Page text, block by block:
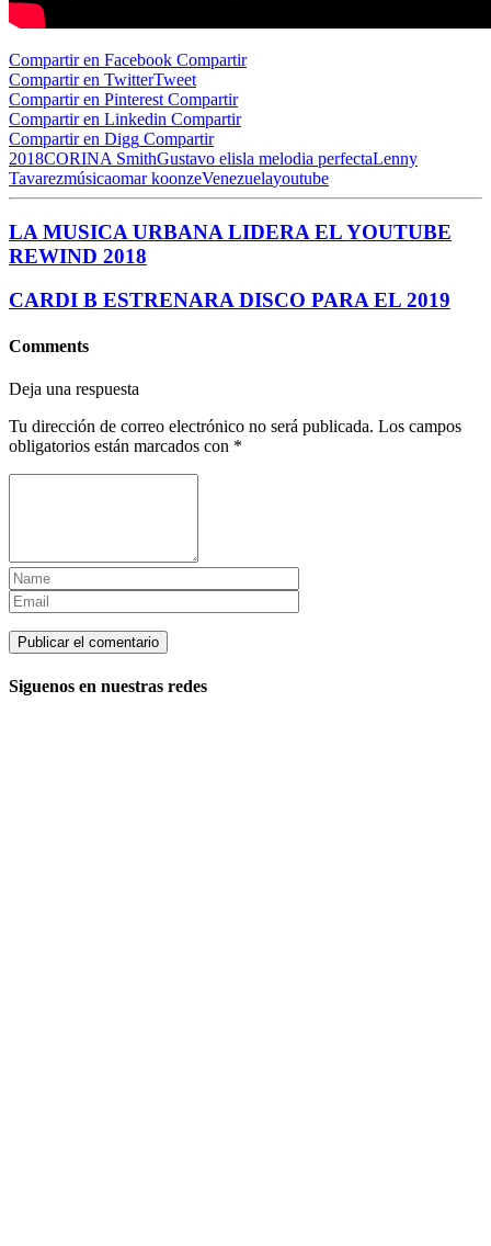
Compartir en Facebook Compartir
Compartir en TwitterTweet
Compartir en Pinterest Compartir
Compartir en Linkedin Compartir
Compartir en Digg Compartir
2018CORINA SmithGustavo elisla melodia perfectaLenny
Tavarezmúsicaomar koonzeVenezuelayoutube
LA MUSICA URBANA LIDERA EL YOUTUBE
REWIND 2018
CARDI B ESTRENARA DISCO PARA EL 2019
Comments
Deja una respuesta
Tu dirección de correo electrónico no será publicada. Los campos
obligatorios están marcados con *
Siguenos en nuestras redes